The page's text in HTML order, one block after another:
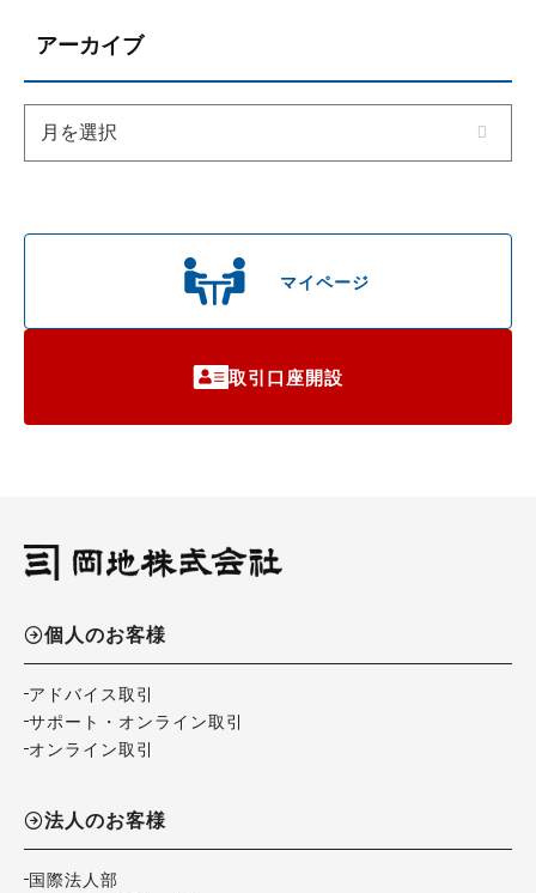
マイページ
取引口座開設
アーカイブ
個人のお客様
アドバイス取引
サポート・オンライン取引
オンライン取引
法人のお客様
国際法人部